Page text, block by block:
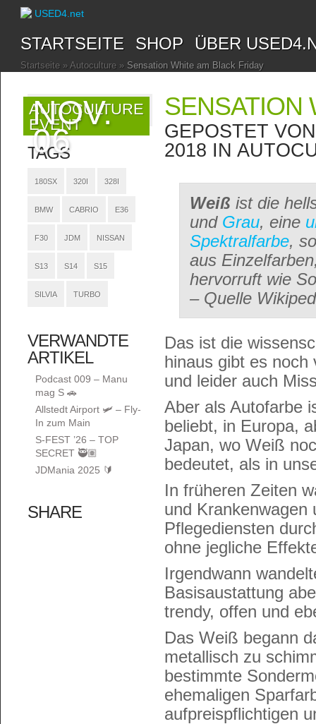
STARTSEITE SHOP ÜBER
Startseite » Autoculture » Sensation White am Black Friday
AUTOCULTURE
EVENT
NOV.
06
TAGS
180SX 320I 328I
BMW CABRIO E36
F30 JDM NISSAN
S13 S14 S15
SILVIA TURBO
VERWANDTE
ARTIKEL
Podcast 009 – Manu
mag S 🚗
Allstedt Airport 🛩️ – Fly-
In zum Main
S-FEST ’26 – TOP
SECRET 🥷🏽
JDMania 2025 🔰
SHARE
SENSATION
GEPOSTET
2018 IN
Weiß ist die
und Grau, eine
Spektralfarbe,
aus
hervorruft wie
– Quelle
Das ist die
hinaus gibt es noch
und leider auch
Aber als Autofarbe
beliebt, in Europa,
Japan, wo Weiß
bedeutet, als in
In früheren Zeiten
und Krankenwagen
Pflegediensten
ohne jegliche
Irgendwann
Basisaustattung
trendy, offen und
Das Weiß begann
metallisch zu
bestimmte
ehemaligen
aufpreispflichtigen